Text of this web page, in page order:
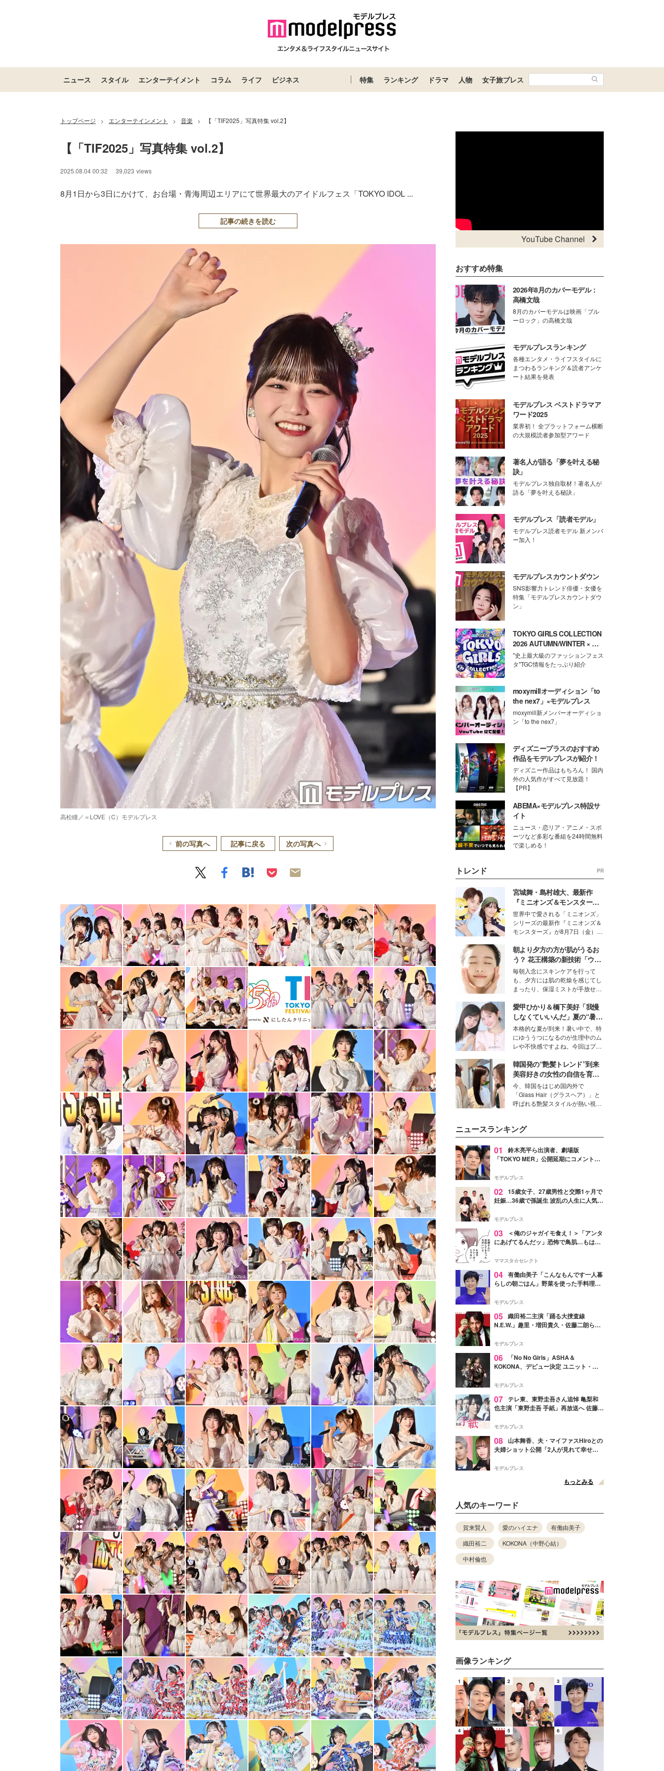
ニュース スタイル エンターテイメント コラム ライフ ビジネス 特集 ランキング ドラマ 人物 女子旅プレス
トップページ > エンターテインメント > 音楽 > 【「TIF2025」写真特集 vol.2】
【「TIF2025」写真特集 vol.2】
2025.08.04 00:32 39,023 views
8月1日から3日にかけて、お台場・青海周辺エリアにて世界最大のアイドルフェス「TOKYO IDOL ...
記事の続きを読む
高松瞳／＝LOVE（C）モデルプレス
前の写真へ 記事に戻る 次の写真へ
YouTube Channel
おすすめ特集
2026年8月のカバーモデル：
高橋文哉
8月のカバーモデルは映画「ブル
ーロック」の高橋文哉
モデルプレスランキング
各種エンタメ・ライフスタイルに
まつわるランキング＆読者アンケ
ート結果を発表
モデルプレス ベストドラマア
ワード2025
業界初！ 全プラットフォーム横断
の大規模読者参加型アワード
著名人が語る「夢を叶える秘
訣」
モデルプレス独自取材！著名人が
語る「夢を叶える秘訣」
モデルプレス「読者モデル」
モデルプレス読者モデル 新メンバ
ー加入！
モデルプレスカウントダウン
SNS影響力トレンド俳優・女優を
特集「モデルプレスカウントダウ
ン」
TOKYO GIRLS COLLECTION
2026 AUTUMN/WINTER × モ
デルプレス
"史上最大級のファッションフェス
タ"TGC情報をたっぷり紹介
moxymillオーディション「to
the nex7」×モデルプレス
moxymill新メンバーオーディショ
ン「to the nex7」
ディズニープラスのおすすめ
作品をモデルプレスが紹介！
ディズニー作品はもちろん！ 国内
外の人気作がすべて見放題！
【PR】
ABEMA×モデルプレス特設サ
イト
ニュース・恋リア・アニメ・スポ
ーツなど多彩な番組を24時間無料
で楽しめる！
トレンド PR
宮城舞・島村雄大、最新作
『ミニオンズ＆モンスター
ズ』の魅力熱弁 ハチャメチャ
だけじゃない“友情と絆”に感
動
世界中で愛される「ミニオンズ」
シリーズの最新作『ミニオンズ＆
モンスターズ』が8月7日（金）に
ニオン好き”という共通点を持つモ
デルの宮城舞と島村雄大の特別対
談をお届け！それぞれの視点か
ら、今作ならではの魅力や予想外
の感動をもたらす奥深いストーリ
ーについて熱く語り合ってもらっ
た。
朝より夕方の方が肌がうるお
う？ 花王構築の新技術「ウォ
ーターキャプチャリングスキ
ン（捕水肌）」がスキンケア
の常識を変える予感
毎朝入念にスキンケアを行って
も、夕方には肌の乾燥を感じてし
まったり、保湿ミストが手放せな
な美容の常識を大きく変える可能
性を秘めた、革新的な「Water
Capturing Skin（ウォーターキャ
プチャリングスキン：捕水肌）」
技術を、花王が構築した。
愛甲ひかり＆橋下美好「我慢
しなくていいんだ」夏の“暑さ
対策”の新しい選択肢とは？
本格的な夏が到来！暑い中で、特
にゆううつになるのが生理中のム
レや不快感ですよね。今回はプラ
モデル・愛甲ひかりさんと橋下美
好さんを迎えて本音で女子会トー
ク。猛暑のお出かけを快適に過ご
すヒントや、2人が感動した夏の
生理の新常識にも迫りました。
韓国発の“艶髪トレンド”到来
美容好きの女性の自信を育む
「ヘアケア事情」って？
今、韓国をはじめ国内外で
「Glass Hair（グラスヘア）」と
呼ばれる艶髪スタイルが熱い視線
して、“髪そのものの美しさ”に改
めて注目する人が増えている様
子。今回は、そんな憧れの艶やか
な髪を日常で叶える、美容好きの
ます。
ニュースランキング
01
鈴木亮平ら出演者、劇場版
「TOKYO MER」公開延期にコメント
最大の敬意とエールを」
モデルプレス
02 15歳女子、27歳男性と交際1ヶ月で
妊娠…36歳で孫誕生 波乱の人生に人気タ
よ！」
モデルプレス
03
＜俺のジャガイモ食え！＞「アンタ
にあげてるんだッ」恐怖で鳥肌…もはや
ママスタ☆セレクト
04 有働由美子「こんなもんです一人暮
らしの朝ごはん」野菜を使った手料理公
そう」と反響
モデルプレス
05 織田裕二主演「踊る大捜査線
N.E.W.」趣里・増田貴久・佐藤二朗ら新
徴する“謎のキーワード”も
モデルプレス
06
「No No Girls」ASHA＆
KOKONA、デビュー決定 ユニット・
リリースへ
モデルプレス
07 テレ東、東野圭吾さん追悼 亀梨和
也主演「東野圭吾 手紙」再放送へ 佐藤隆
モデルプレス
08
山本舞香、夫・マイファスHiroとの
夫婦ショット公開「2人が見れて幸せ」
モデルプレス
もっとみる
人気のキーワード
賀来賢人 愛のハイエナ
有働由美子
織田裕二
KOKONA（中野心結）
中村倫也
画像ランキング
1 2 3
4 5 6